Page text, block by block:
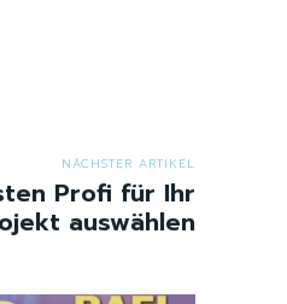
NÄCHSTER ARTIKEL
Profi für Ihr
auswählen